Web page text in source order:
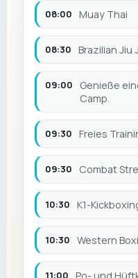
08:00 Muay Thai
08:30 Brazilian Jiu
09:00
Genieße
Camp.
09:30 Freies
09:30 Combat
10:30 K1-
10:30 Western